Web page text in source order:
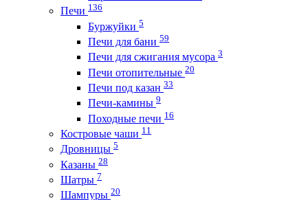
Печи 136
Буржуйки 5
Печи для бани 59
Печи для сжигания мусора 3
Печи отопительные 20
Печи под казан 33
Печи-камины 9
Походные печи 16
Костровые чаши 11
Дровницы 5
Казаны 28
Шатры 7
Шампуры 20